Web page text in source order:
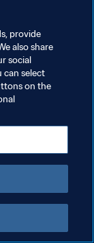
provide
also share
social
can select
on the